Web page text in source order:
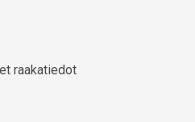
raakatiedot